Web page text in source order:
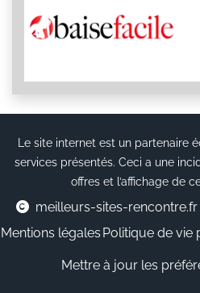
Le site internet est un partenaire
services présentés. Ceci a une
offres et l’affichage de
meilleurs-sites-rencontre.fr
Mentions légales Politique de vie
Mettre à jour les